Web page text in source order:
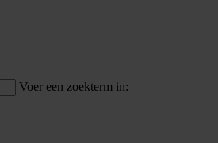
Voer een zoekterm in: